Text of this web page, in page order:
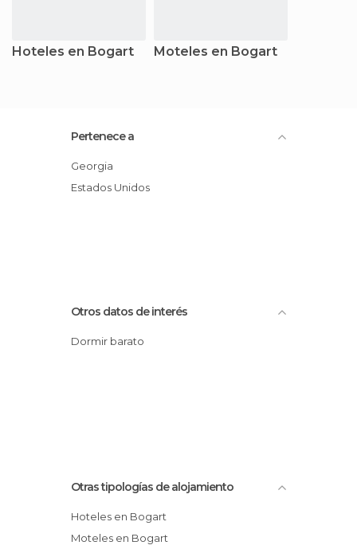
Hoteles en Bogart Moteles en Bogart
Pertenece a
Georgia
Estados Unidos
Otros datos de interés
Dormir barato
Otras tipologías de alojamiento
Hoteles en Bogart
Moteles en Bogart